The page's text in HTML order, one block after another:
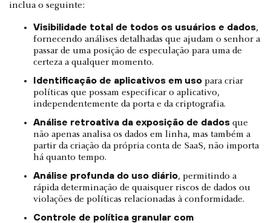
inclua o seguinte:
Visibilidade total de todos os usuários e dados,
fornecendo análises detalhadas que ajudam o senhor a
passar de uma posição de especulação para uma de
certeza a qualquer momento.
Identificação de aplicativos em uso para criar
políticas que possam especificar o aplicativo,
independentemente da porta e da criptografia.
Análise retroativa da exposição de dados que
não apenas analisa os dados em linha, mas também a
partir da criação da própria conta de SaaS, não importa
há quanto tempo.
Análise profunda do uso diário, permitindo a
rápida determinação de quaisquer riscos de dados ou
violações de políticas relacionadas à conformidade.
Controle de política granular com